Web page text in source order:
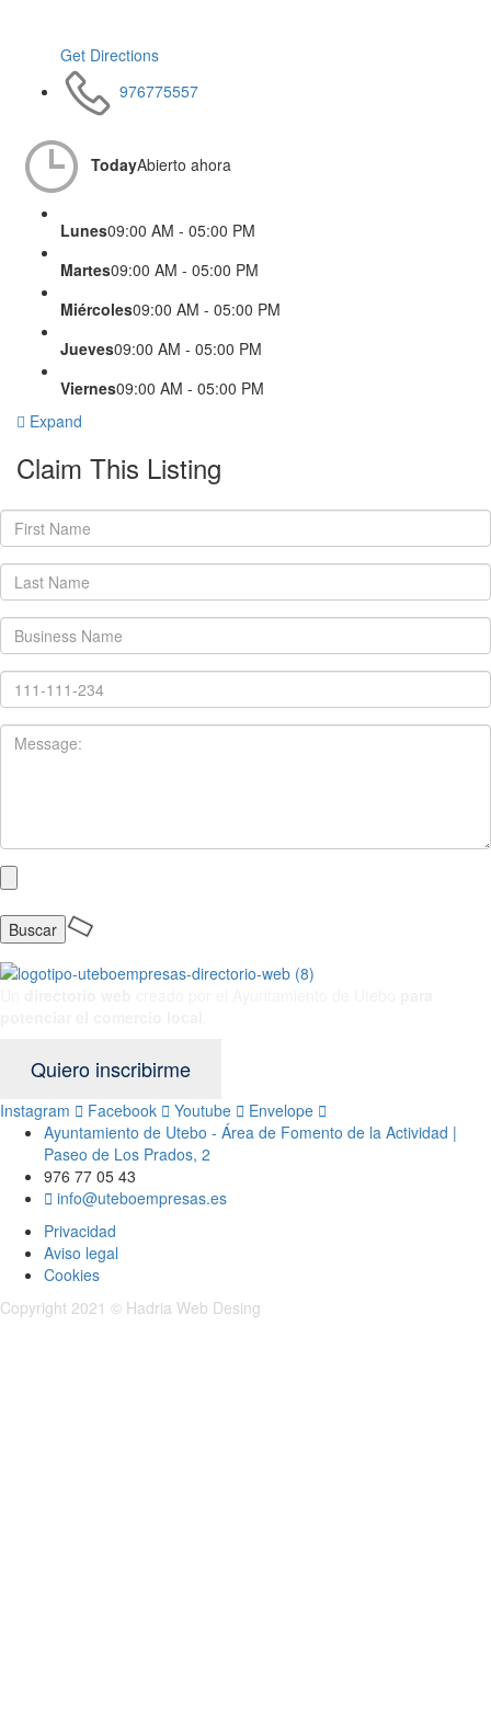
Get Directions
976775557
TodayAbierto ahora
Lunes09:00 AM - 05:00 PM
Martes09:00 AM - 05:00 PM
Miércoles09:00 AM - 05:00 PM
Jueves09:00 AM - 05:00 PM
Viernes09:00 AM - 05:00 PM
Expand
Claim This Listing
Quiero inscribirme
Instagram Facebook Youtube
Envelope
Ayuntamiento de Utebo - Área de Fomento de la Actividad |
Paseo de Los Prados, 2
976 77 05 43
info@uteboempresas.es
Privacidad
Aviso legal
Cookies
Copyright 2021 © Hadria Web Desing